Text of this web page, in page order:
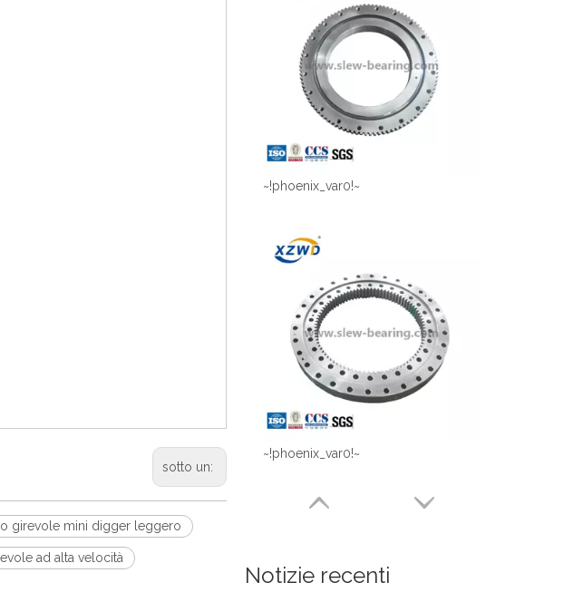
sotto un:
girevole mini digger leggero
ad alta velocità
~!phoenix_var0!~
~!phoenix_var0!~
Notizie recenti